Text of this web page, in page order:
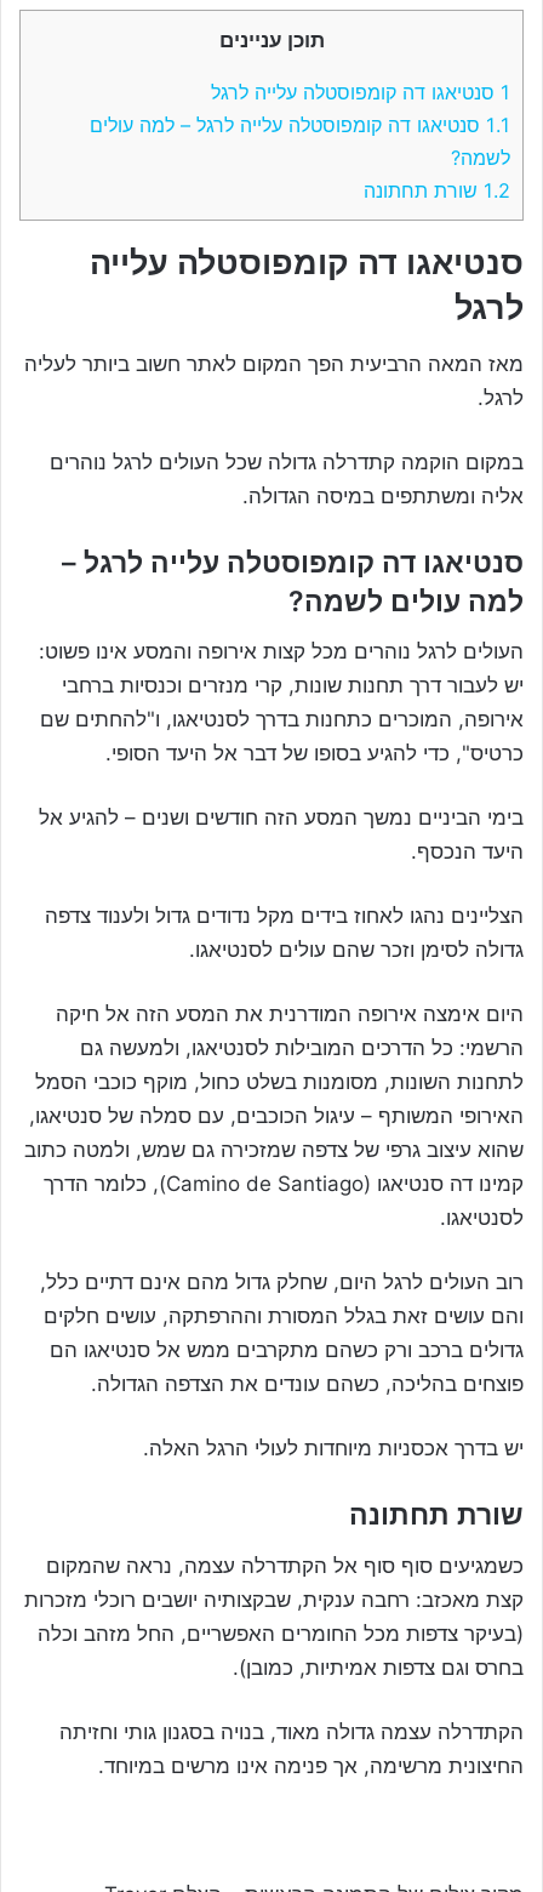
תוכן עניינים
1 סנטיאגו דה קומפוסטלה עלייה לרגל
1.1 סנטיאגו דה קומפוסטלה עלייה לרגל – למה עולים
לשמה?
1.2 שורת תחתונה
סנטיאגו דה קומפוסטלה עלייה
לרגל
מאז המאה הרביעית הפך המקום לאתר חשוב ביותר לעליה
לרגל.
במקום הוקמה קתדרלה גדולה שכל העולים לרגל נוהרים
אליה ומשתתפים במיסה הגדולה.
סנטיאגו דה קומפוסטלה עלייה לרגל –
למה עולים לשמה?
העולים לרגל נוהרים מכל קצות אירופה והמסע אינו פשוט:
יש לעבור דרך תחנות שונות, קרי מנזרים וכנסיות ברחבי
אירופה, המוכרים כתחנות בדרך לסנטיאגו, ו"להחתים שם
כרטיס", כדי להגיע בסופו של דבר אל היעד הסופי.
בימי הביניים נמשך המסע הזה חודשים ושנים – להגיע אל
היעד הנכסף.
הצליינים נהגו לאחוז בידים מקל נדודים גדול ולענוד צדפה
גדולה לסימן וזכר שהם עולים לסנטיאגו.
היום אימצה אירופה המודרנית את המסע הזה אל חיקה
הרשמי: כל הדרכים המובילות לסנטיאגו, ולמעשה גם
לתחנות השונות, מסומנות בשלט כחול, מוקף כוכבי הסמל
האירופי המשותף – עיגול הכוכבים, עם סמלה של סנטיאגו,
שהוא עיצוב גרפי של צדפה שמזכירה גם שמש, ולמטה כתוב
קמינו דה סנטיאגו (Camino de Santiago), כלומר הדרך
לסנטיאגו.
רוב העולים לרגל היום, שחלק גדול מהם אינם דתיים כלל,
והם עושים זאת בגלל המסורת וההרפתקה, עושים חלקים
גדולים ברכב ורק כשהם מתקרבים ממש אל סנטיאגו הם
פוצחים בהליכה, כשהם עונדים את הצדפה הגדולה.
יש בדרך אכסניות מיוחדות לעולי הרגל האלה.
שורת תחתונה
כשמגיעים סוף סוף אל הקתדרלה עצמה, נראה שהמקום
קצת מאכזב: רחבה ענקית, שבקצותיה יושבים רוכלי מזכרות
(בעיקר צדפות מכל החומרים האפשריים, החל מזהב וכלה
בחרס וגם צדפות אמיתיות, כמובן).
הקתדרלה עצמה גדולה מאוד, בנויה בסגנון גותי וחזיתה
החיצונית מרשימה, אך פנימה אינו מרשים במיוחד.